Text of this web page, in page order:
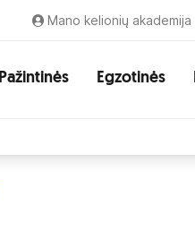
Mano kelionių akademija
Pažintinės Egzotinės